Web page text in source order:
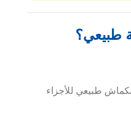
طبيعي؟
طبيعي للأجزاء